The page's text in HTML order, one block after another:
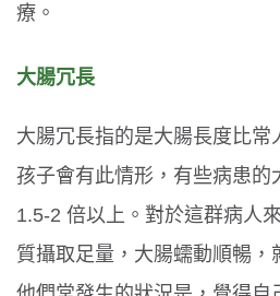
療。
大腸冗長
大腸冗長指的是大腸長度比常
孩子會有此情形，有些病患的
1.5-2 倍以上。對於這群病人
質攝取足量，大腸蠕動順暢，